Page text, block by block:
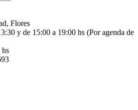
Flores
y de 15:00 a 19:00 hs (Por agenda de
hs